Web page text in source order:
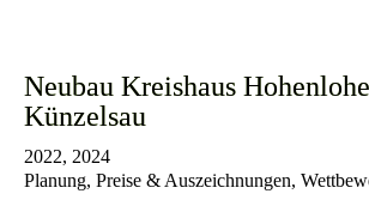
Neubau Kreishaus
Künzelsau
2022, 2024
Planung, Preise & Auszeichnungen,